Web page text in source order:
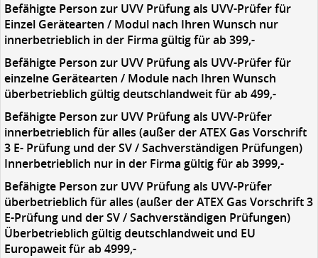
Befähigte Person zur UVV Prüfung als UVV-Prüfer für
Einzel Gerätearten / Modul nach Ihren Wunsch nur
innerbetrieblich in der Firma gültig für ab 399,-
Befähigte Person zur UVV Prüfung als UVV-Prüfer für
einzelne Gerätearten / Module nach Ihren Wunsch
überbetrieblich gültig deutschlandweit für ab 499,-
Befähigte Person zur UVV Prüfung als UVV-Prüfer
innerbetrieblich für alles (außer der ATEX Gas Vorschrift
3 E- Prüfung und der SV / Sachverständigen Prüfungen)
Innerbetrieblich nur in der Firma gültig für ab 3999,-
Befähigte Person zur UVV Prüfung als UVV-Prüfer
überbetrieblich für alles (außer der ATEX Gas Vorschrift 3
E-Prüfung und der SV / Sachverständigen Prüfungen)
Überbetrieblich gültig deutschlandweit und EU
Europaweit für ab 4999,-